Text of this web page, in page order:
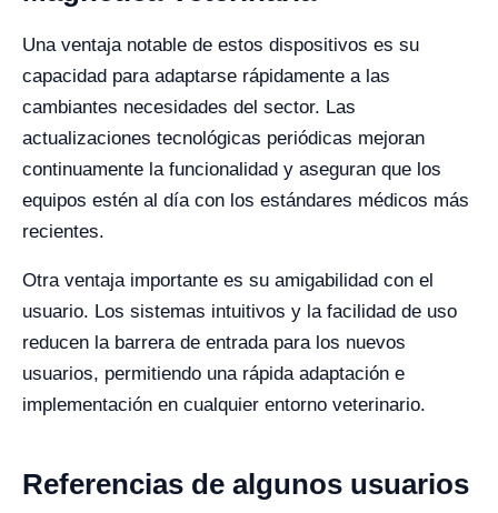
Una ventaja notable de estos dispositivos es su
capacidad para adaptarse rápidamente a las
cambiantes necesidades del sector. Las
actualizaciones tecnológicas periódicas mejoran
continuamente la funcionalidad y aseguran que los
equipos estén al día con los estándares médicos más
recientes.
Otra ventaja importante es su amigabilidad con el
usuario. Los sistemas intuitivos y la facilidad de uso
reducen la barrera de entrada para los nuevos
usuarios, permitiendo una rápida adaptación e
implementación en cualquier entorno veterinario.
Referencias de algunos usuarios